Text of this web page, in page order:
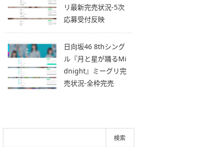
リ最新完売状況-5次
応募受付反映
日向坂46 8thシング
ル『月と星が踊るMi
dnight』ミーグリ完
売状況-全枠完売